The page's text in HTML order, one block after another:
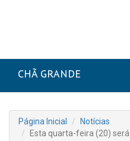
CHÃ GRANDE
Página Inicial
Notícias
Esta quarta-feira (20)